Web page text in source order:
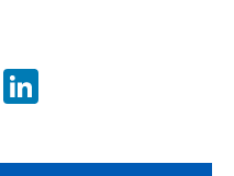
Threads